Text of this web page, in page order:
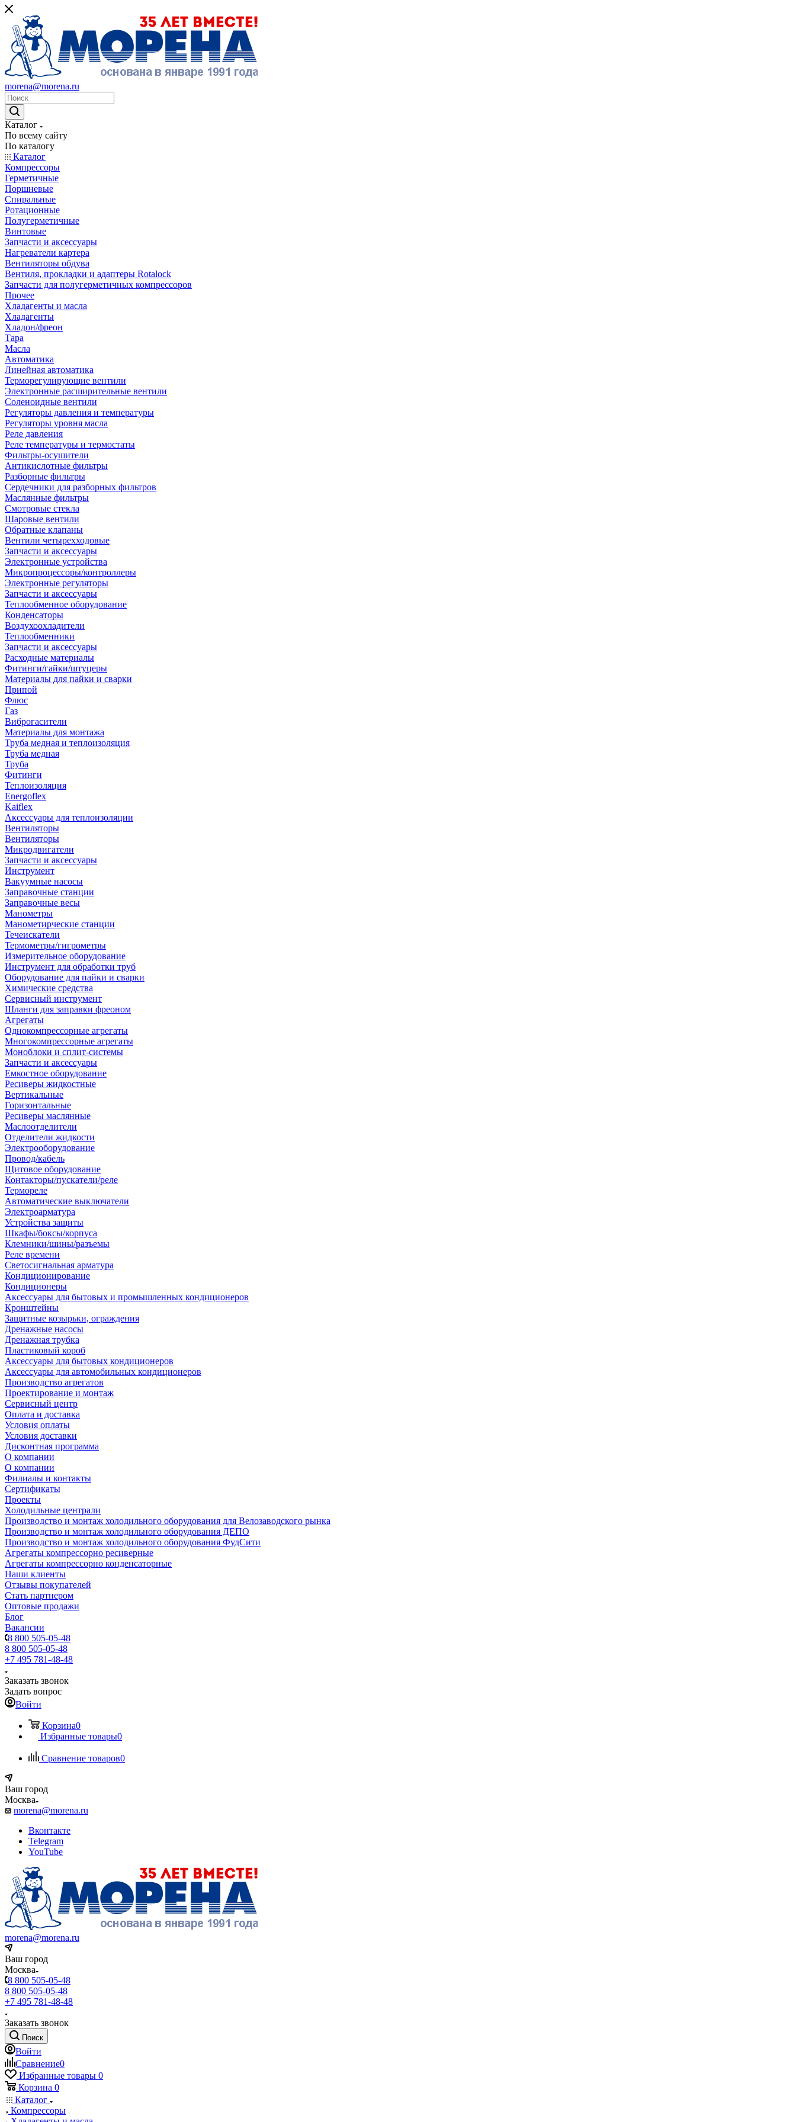
morena@morena.ru
Каталог
По всему сайту
По каталогу
Каталог
Компрессоры
Герметичные
Поршневые
Спиральные
Ротационные
Полугерметичные
Винтовые
Запчасти и аксессуары
Нагреватели картера
Вентиляторы обдува
Вентиля, прокладки и адаптеры Rotalock
Запчасти для полугерметичных компрессоров
Прочее
Хладагенты и масла
Хладагенты
Хладон/фреон
Тара
Масла
Автоматика
Линейная автоматика
Терморегулирующие вентили
Электронные расширительные вентили
Соленоидные вентили
Регуляторы давления и температуры
Регуляторы уровня масла
Реле давления
Реле температуры и термостаты
Фильтры-осушители
Антикислотные фильтры
Разборные фильтры
Сердечники для разборных фильтров
Маслянные фильтры
Смотровые стекла
Шаровые вентили
Обратные клапаны
Вентили четырехходовые
Запчасти и аксессуары
Электронные устройства
Микропроцессоры/контроллеры
Электронные регуляторы
Запчасти и аксессуары
Теплообменное оборудование
Конденсаторы
Воздухоохладители
Теплообменники
Запчасти и аксессуары
Расходные материалы
Фитинги/гайки/штуцеры
Материалы для пайки и сварки
Припой
Флюс
Газ
Виброгасители
Материалы для монтажа
Труба медная и теплоизоляция
Труба медная
Труба
Фитинги
Теплоизоляция
Energoflex
Kaiflex
Аксессуары для теплоизоляции
Вентиляторы
Вентиляторы
Микродвигатели
Запчасти и аксессуары
Инструмент
Вакуумные насосы
Заправочные станции
Заправочные весы
Манометры
Манометирческие станции
Течеискатели
Термометры/гигрометры
Измерительное оборудование
Инструмент для обработки труб
Оборудование для пайки и сварки
Химические средства
Сервисный инструмент
Шланги для заправки фреоном
Агрегаты
Однокомпрессорные агрегаты
Многокомпрессорные агрегаты
Моноблоки и сплит-системы
Запчасти и аксессуары
Емкостное оборудование
Ресиверы жидкостные
Вертикальные
Горизонтальные
Ресиверы маслянные
Маслоотделители
Отделители жидкости
Электрооборудование
Провод/кабель
Щитовое оборудование
Контакторы/пускатели/реле
Термореле
Автоматические выключатели
Электроарматура
Устройства защиты
Шкафы/боксы/корпуса
Клемники/шины/разъемы
Реле времени
Светосигнальная арматура
Кондиционирование
Кондиционеры
Аксессуары для бытовых и промышленных кондиционеров
Кронштейны
Защитные козырьки, ограждения
Дренажные насосы
Дренажная трубка
Пластиковый короб
Аксессуары для бытовых кондиционеров
Аксессуары для автомобильных кондиционеров
Производство агрегатов
Проектирование и монтаж
Сервисный центр
Оплата и доставка
Условия оплаты
Условия доставки
Дисконтная программа
О компании
О компании
Филиалы и контакты
Сертификаты
Проекты
Холодильные централи
Производство и монтаж холодильного оборудования для Велозаводского рынка
Производство и монтаж холодильного оборудования ДЕПО
Производство и монтаж холодильного оборудования ФудСити
Агрегаты компрессорно ресиверные
Агрегаты компрессорно конденсаторные
Наши клиенты
Отзывы покупателей
Стать партнером
Оптовые продажи
Блог
Вакансии
8 800 505-05-48
8 800 505-05-48
+7 495 781-48-48
Заказать звонок
Задать вопрос
Войти
Корзина0
Избранные товары0
Сравнение товаров0
Ваш город
Москва
morena@morena.ru
Вконтакте
Telegram
YouTube
morena@morena.ru
Ваш город
Москва
8 800 505-05-48
8 800 505-05-48
+7 495 781-48-48
Заказать звонок
Поиск
Войти
Сравнение0
Избранные товары 0
Корзина 0
Каталог
Компрессоры